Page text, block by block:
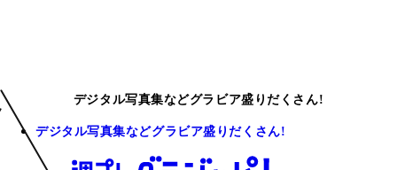
デジタル写真集などグラビア盛りだくさん!
デジタル写真集などグラビア盛りだくさん!